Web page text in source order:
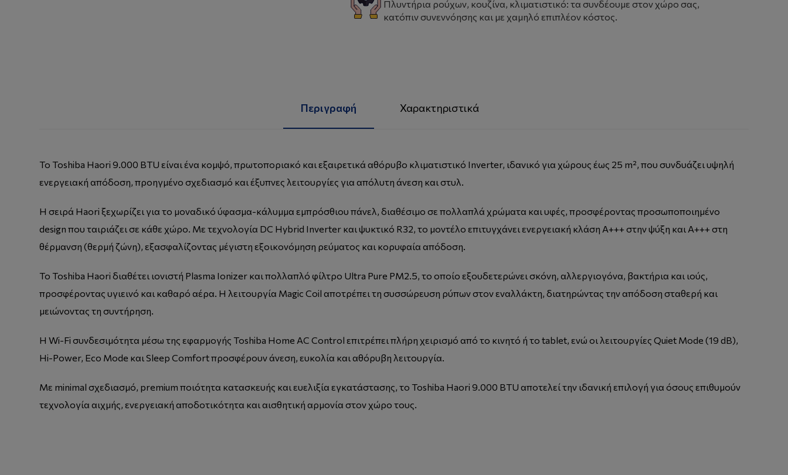
Πλυντήρια ρούχων, κουζίνα, κλιματιστικό: τα συνδέουμε στον χώρο σας,
κατόπιν συνεννόησης και με χαμηλό επιπλέον κόστος.
Περιγραφή Χαρακτηριστικά
Το Toshiba Haori 9.000 BTU είναι ένα κομψό, πρωτοποριακό και εξαιρετικά αθόρυβο κλιματιστικό Inverter, ιδανικό για χώρους έως 25 m², που συνδυάζει υψηλή
ενεργειακή απόδοση, προηγμένο σχεδιασμό και έξυπνες λειτουργίες για απόλυτη άνεση και στυλ.
Η σειρά Haori ξεχωρίζει για το μοναδικό ύφασμα-κάλυμμα εμπρόσθιου πάνελ, διαθέσιμο σε πολλαπλά χρώματα και υφές, προσφέροντας προσωποποιημένο
design που ταιριάζει σε κάθε χώρο. Με τεχνολογία DC Hybrid Inverter και ψυκτικό R32, το μοντέλο επιτυγχάνει ενεργειακή κλάση A+++ στην ψύξη και A+++ στη
θέρμανση (θερμή ζώνη), εξασφαλίζοντας μέγιστη εξοικονόμηση ρεύματος και κορυφαία απόδοση.
Το Toshiba Haori διαθέτει ιονιστή Plasma Ionizer και πολλαπλό φίλτρο Ultra Pure PM2.5, το οποίο εξουδετερώνει σκόνη, αλλεργιογόνα, βακτήρια και ιούς,
προσφέροντας υγιεινό και καθαρό αέρα. Η λειτουργία Magic Coil αποτρέπει τη συσσώρευση ρύπων στον εναλλάκτη, διατηρώντας την απόδοση σταθερή και
μειώνοντας τη συντήρηση.
Η Wi-Fi συνδεσιμότητα μέσω της εφαρμογής Toshiba Home AC Control επιτρέπει πλήρη χειρισμό από το κινητό ή το tablet, ενώ οι λειτουργίες Quiet Mode (19 dB),
Hi-Power, Eco Mode και Sleep Comfort προσφέρουν άνεση, ευκολία και αθόρυβη λειτουργία.
Με minimal σχεδιασμό, premium ποιότητα κατασκευής και ευελιξία εγκατάστασης, το Toshiba Haori 9.000 BTU αποτελεί την ιδανική επιλογή για όσους επιθυμούν
τεχνολογία αιχμής, ενεργειακή αποδοτικότητα και αισθητική αρμονία στον χώρο τους.